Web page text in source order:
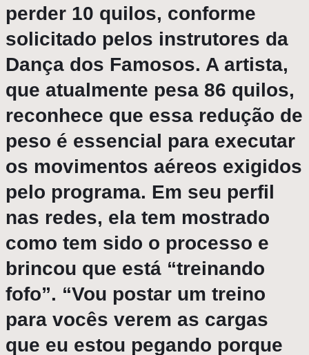
perder 10 quilos, conforme
solicitado pelos instrutores da
Dança dos Famosos. A artista,
que atualmente pesa 86 quilos,
reconhece que essa redução de
peso é essencial para executar
os movimentos aéreos exigidos
pelo programa. Em seu perfil
nas redes, ela tem mostrado
como tem sido o processo e
brincou que está “treinando
fofo”. “Vou postar um treino
para vocês verem as cargas
que eu estou pegando porque